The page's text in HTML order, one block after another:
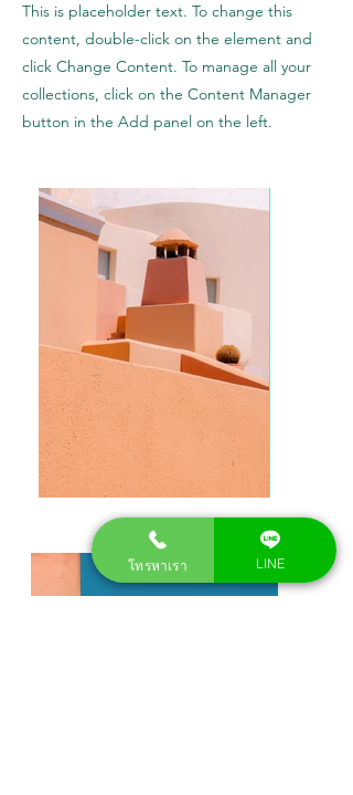
This is placeholder text. To change this
content, double-click on the element and
click Change Content. To manage all your
collections, click on the Content Manager
button in the Add panel on the left.
โทรหาเรา LINE